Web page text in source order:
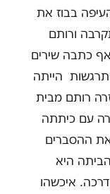
בבוז את
ורותם
כתבה שירים
הייתה
רותם מבית
עם כיתתה
ההסברים
היא
איכשהו